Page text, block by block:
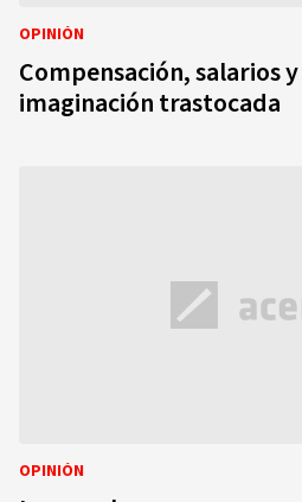
OPINIÓN
Compensación, salarios
imaginación trastocada
OPINIÓN